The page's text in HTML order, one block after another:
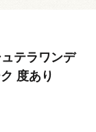
テラワンデ
度あり